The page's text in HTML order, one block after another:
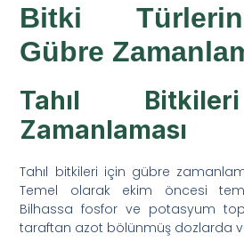
Bitki
Gübre
Tahıl
Zamanlaması
Tahıl bitkileri için gübre
Temel olarak ekim öncesi
Bilhassa fosfor ve potasyum
taraftan azot bölünmüş dozlarda